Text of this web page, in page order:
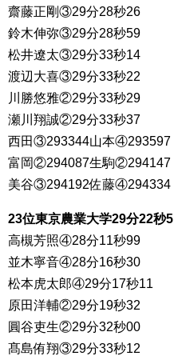
齋藤正剛③29分28秒26
鈴木伸弥③29分28秒59
松井遼太③29分33秒14
渡辺大喜③29分33秒22
川勝悠雅②29分33秒29
瀬川翔誠②29分33秒37
西田③293344山本④293597
富岡②294087生駒②294147
美谷③294192佐藤④294334
23位東京農業大学29分22秒5
高槻芳照④28分11秒99
並木寧音④28分16秒30
松本虎太郎④29分17秒11
原田洋輔②29分19秒32
圓谷吏生②29分32秒00
髙島侑翔③29分33秒12